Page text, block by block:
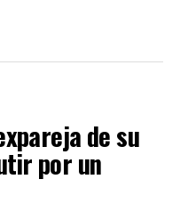
de su
por un